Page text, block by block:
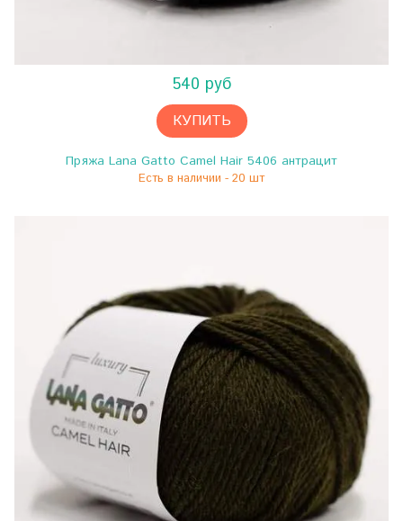
540 руб
КУПИТЬ
Пряжа Lana Gatto Camel Hair 5406 антрацит
Есть в наличии - 20 шт